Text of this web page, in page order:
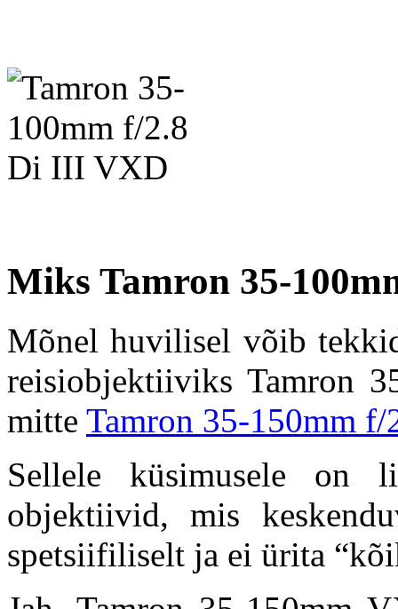
Miks Tamron 35-
Mõnel huvilisel võib
reisiobjektiiviks Tamron
mitte Tamron 35-150mm
Sellele küsimusele on
objektiivid, mis
spetsiifiliselt ja ei ürita